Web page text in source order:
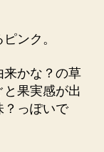
ンク。
来かな？の草
果実感が出
？っぽいで